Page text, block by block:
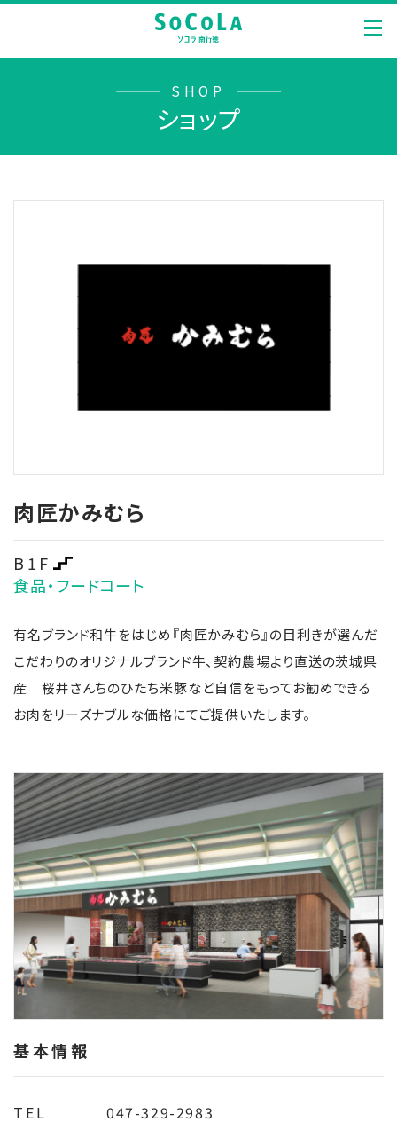
SHOP
ショップ
肉匠かみむら
B1F
食品・フードコート
有名ブランド和牛をはじめ『肉匠かみむら』の目利きが選んだ
こだわりのオリジナルブランド牛、契約農場より直送の茨城県
産 桜井さんちのひたち米豚など自信をもってお勧めできる
お肉をリーズナブルな価格にてご提供いたします。
基本情報
TEL 047-329-2983